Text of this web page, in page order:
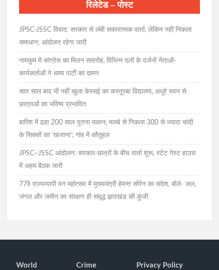
रिलेटेड – पोस्ट
JPSC-JSSC विवाद: सरकार से लंबी सकारात्मक वार्ता, लेकिन नहीं निकला
समाधान; आंदोलन रहेगा जारी
नामकुम में कांग्रेस का मिलन समारोह, विभिन्न दलों के दर्जनों नेताओं-
कार्यकर्ताओं ने थामा पार्टी का दामन
सात साल बाद भी नहीं खुला केरसई का कस्तूरबा विद्यालय, अधूरे भवन से
छात्राओं का भविष्य प्रभावित
बारिश में ढहा 200 साल पुराना मकान, मलबे से निकला 300 से ज्यादा चांदी
के सिक्कों का ‘खजाना’; गांव में कौतूहल
JPSC–JSSC आंदोलन: सरकार-छात्रों के बीच वार्ता शुरू, स्टेट गेस्ट हाउस
में अहम बैठक जारी
77वें राज्यव्यापी वन महोत्सव में मुख्यमंत्री हेमन्त सोरेन का संदेश, बोले- जल,
जंगल और जमीन का संरक्षण ही समृद्ध झारखंड की कुंजी
World Crime Privacy Policy